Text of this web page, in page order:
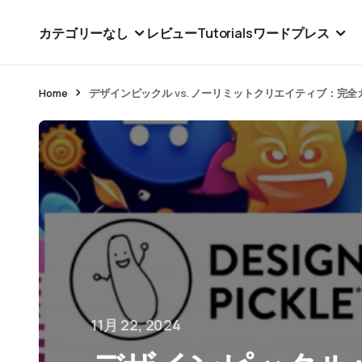
カテゴリーなし レビューTutorialsワードプレス
Home デザインピックル vs. ノーリミットクリエイティブ：完全
11月 22, 2024